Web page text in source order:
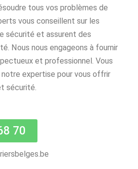
tous vos problèmes de
vous conseillent sur les
sécurité et assurent des
Nous nous engageons à fournir
et professionnel. Vous
expertise pour vous offrir
sécurité.
70